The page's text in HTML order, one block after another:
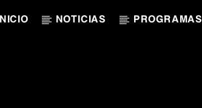
INICIO NOTICIAS PROGRAMAS